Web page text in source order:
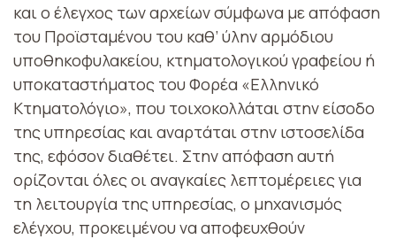
και ο έλεγχος των αρχείων σύμφωνα με απόφαση
του Προϊσταμένου του καθ’ ύλην αρμόδιου
υποθηκοφυλακείου, κτηματολογικού γραφείου ή
υποκαταστήματος του Φορέα «Ελληνικό
Κτηματολόγιο», που τοιχοκολλάται στην είσοδο
της υπηρεσίας και αναρτάται στην ιστοσελίδα
της, εφόσον διαθέτει. Στην απόφαση αυτή
ορίζονται όλες οι αναγκαίες λεπτομέρειες για
τη λειτουργία της υπηρεσίας, ο μηχανισμός
ελέγχου, προκειμένου να αποφευχθούν